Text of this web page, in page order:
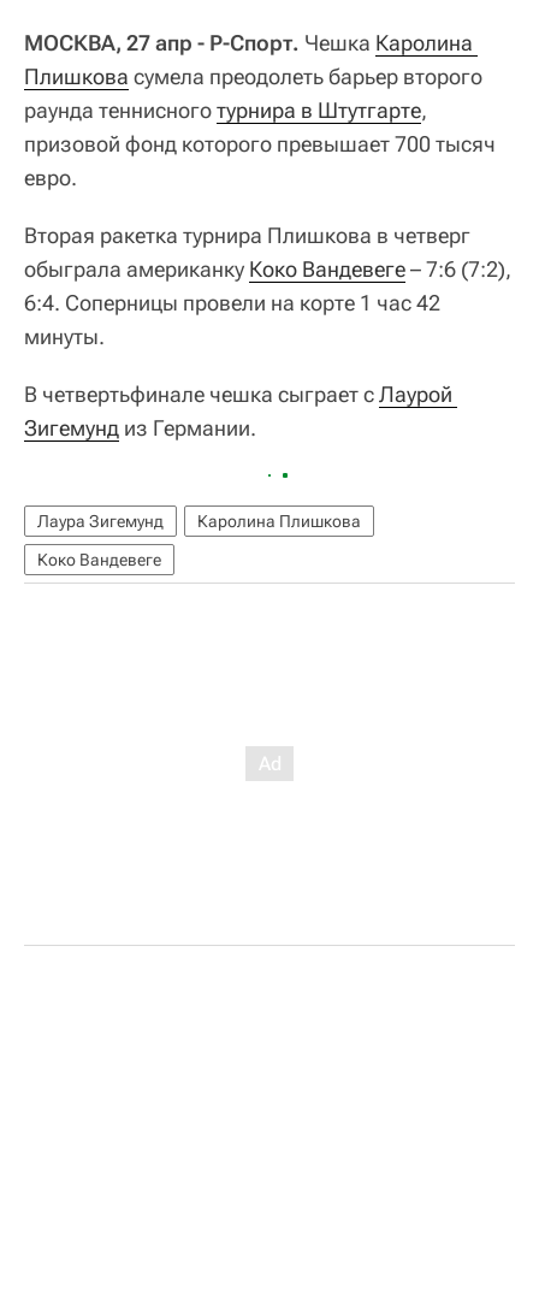
МОСКВА, 27 апр - Р-Спорт. Чешка Каролина
Плишкова сумела преодолеть барьер второго
раунда теннисноготурнира в Штутгарте,
призовой фонд которого превышает 700 тысяч
евро.
Вторая ракетка турнира Плишкова в четверг
обыграла американку Коко Вандевеге– 7:6 (7:2),
6:4. Соперницы провели на корте 1 час 42
минуты.
В четвертьфинале чешка сыграет сЛаурой
Зигемунд из Германии.
Лаура Зигемунд
Каролина Плишкова
Коко Вандевеге